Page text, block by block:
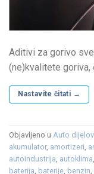
Aditivi za gorivo
(ne)kvalitete goriva,
Nastavite čitati →
Objavljeno u Auto
akumulator, amortizeri,
autoindustrija, autoklima,
baterija, baterije, benzin,